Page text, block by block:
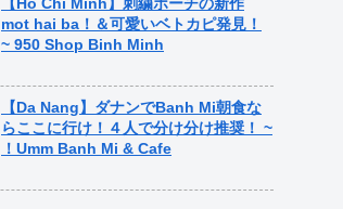
【Ho Chi Minh】刺繍ポーチの新作
mot hai ba！＆可愛いベトカピ発見！
~ 950 Shop Binh Minh
【Da Nang】ダナンでBanh Mi朝食な
らここに行け！４人で分け分け推奨！ ~
！Umm Banh Mi & Cafe